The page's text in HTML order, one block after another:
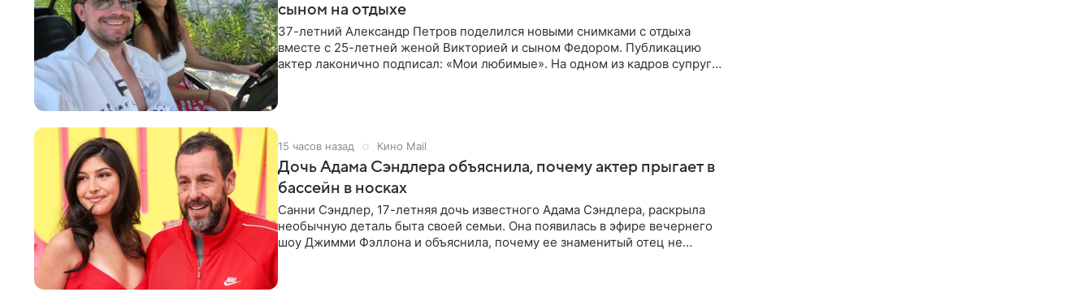
сыном на отдыхе
37-летний Александр Петров поделился новыми снимками с отдыха
вместе с 25-летней женой Викторией и сыном Федором. Публикацию
актер лаконично подписал: «Мои любимые». На одном из кадров супруги
15 часов назад Кино Mail
Дочь Адама Сэндлера объяснила, почему актер прыгает в
бассейн в носках
Санни Сэндлер, 17-летняя дочь известного Адама Сэндлера, раскрыла
необычную деталь быта своей семьи. Она появилась в эфире вечернего
шоу Джимми Фэллона и объяснила, почему ее знаменитый отец не